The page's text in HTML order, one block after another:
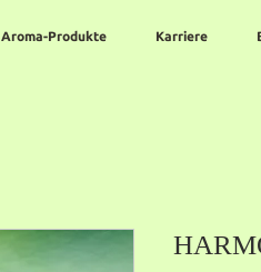
Aroma-Produkte Karriere